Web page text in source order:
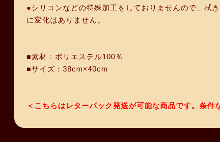
●シリコンなどの特殊加工をしておりませんので、拭
に変化はありません。
■素材：ポリエステル100％
■サイズ：38cm×40cm
＜こちらはレターパック発送が可能な商品です。条